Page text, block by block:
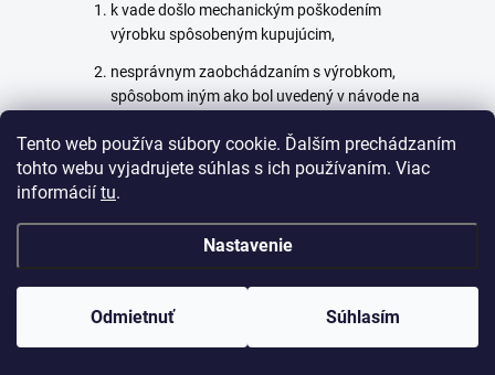
Tento web používa súbory cookie. Ďalším prechádzaním
tohto webu vyjadrujete súhlas s ich používaním. Viac
informácií tu.
Nastavenie
Odmietnuť Súhlasím
k vade došlo mechanickým poškodením
výrobku spôsobeným kupujúcim,
nesprávnym zaobchádzaním s výrobkom,
spôsobom iným ako bol uvedený v návode na
používaním tovaru v podmienkach, ktoré
neodpovedajú svojou vlhkosťou, chemickými a
mechanickými vplyvmi prirodzeného
prostrediu tovaru podľa návodu,
poškodením tovaru nadmerným zaťažovaním,
používaním tovaru v rozpore s podmienkami